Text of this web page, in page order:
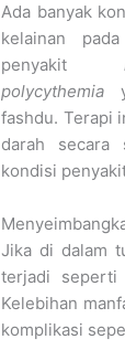
Ada banyak
kelainan
penyakit
polycythemia
fashdu. Terapi
darah secara
kondisi
Jika di dalam
terjadi seperti
Kelebihan
komplikasi